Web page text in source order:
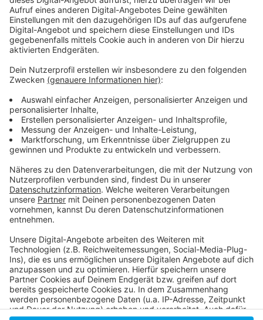
Sie werten die Tat als versuchten Totschlag. Das
Opfer liegt nach wie vor einer Klinik, befindet sich laut
Polizei aber derzeit außer Lebensgefahr.
Weitere Infos und Links zum Thema:
Anzeige
Düsseldorf dazu
Anzeige
Anzeige